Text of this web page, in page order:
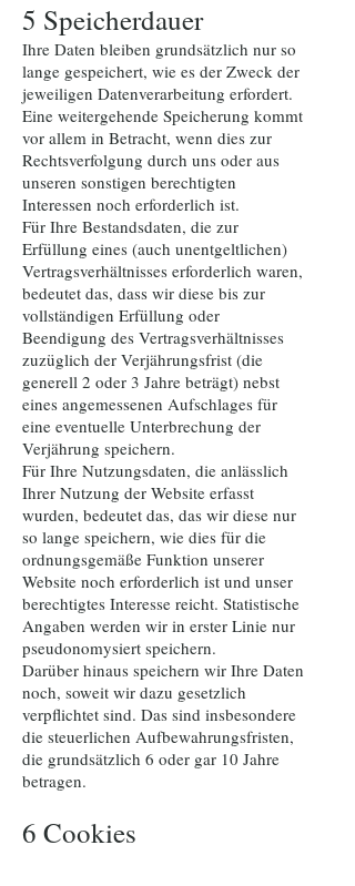
5 Speicherdauer
Ihre Daten bleiben grundsätzlich nur so
lange gespeichert, wie es der Zweck der
jeweiligen Datenverarbeitung erfordert.
Eine weitergehende Speicherung kommt
vor allem in Betracht, wenn dies zur
Rechtsverfolgung durch uns oder aus
unseren sonstigen berechtigten
Interessen noch erforderlich ist.
Für Ihre Bestandsdaten, die zur
Erfüllung eines (auch unentgeltlichen)
Vertragsverhältnisses erforderlich waren,
bedeutet das, dass wir diese bis zur
vollständigen Erfüllung oder
Beendigung des Vertragsverhältnisses
zuzüglich der Verjährungsfrist (die
generell 2 oder 3 Jahre beträgt) nebst
eines angemessenen Aufschlages für
eine eventuelle Unterbrechung der
Verjährung speichern.
Für Ihre Nutzungsdaten, die anlässlich
Ihrer Nutzung der Website erfasst
wurden, bedeutet das, das wir diese nur
so lange speichern, wie dies für die
ordnungsgemäße Funktion unserer
Website noch erforderlich ist und unser
berechtigtes Interesse reicht. Statistische
Angaben werden wir in erster Linie nur
pseudonomysiert speichern.
Darüber hinaus speichern wir Ihre Daten
noch, soweit wir dazu gesetzlich
verpflichtet sind. Das sind insbesondere
die steuerlichen Aufbewahrungsfristen,
die grundsätzlich 6 oder gar 10 Jahre
betragen.
6 Cookies